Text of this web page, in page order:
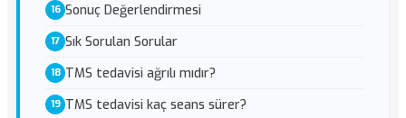
Sonuç Değerlendirmesi
Sık Sorulan Sorular
TMS tedavisi ağrılı mıdır?
TMS tedavisi kaç seans sürer?